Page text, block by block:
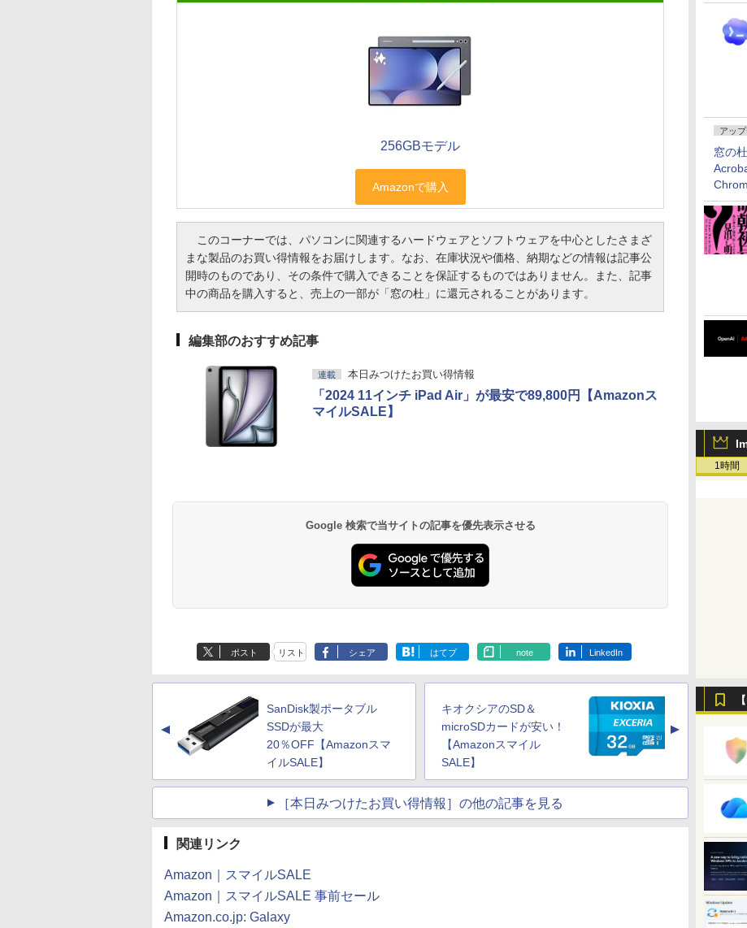
アッ
窓の
1時間
256GBモデル
このコーナーでは、パソコンに関連するハードウェアとソフトウェアを中心としたさまざ
まな製品のお買い得情報をお届けします。なお、在庫状況や価格、納期などの情報は記事公
開時のものであり、その条件で購入できることを保証するものではありません。また、記事
中の商品を購入すると、売上の一部が「窓の杜」に還元されることがあります。
編集部のおすすめ記事
連載 本日みつけたお買い得情報
「2024 11インチ iPad Air」が最安で89,800円【Amazonス
マイルSALE】
Google 検索で当サイトの記事を優先表示させる
ポスト リスト シェア はてブ note LinkedIn
▲
SanDisk製ポータブル
SSDが最大
20％OFF【Amazonスマ
イルSALE】
キオクシアのSD＆
microSDカードが安い！
【Amazonスマイル
SALE】
▲
［本日みつけたお買い得情報］の他の記事を見る
関連リンク
Amazon｜スマイルSALE
Amazon｜スマイルSALE 事前セール
Amazon.co.jp: Galaxy